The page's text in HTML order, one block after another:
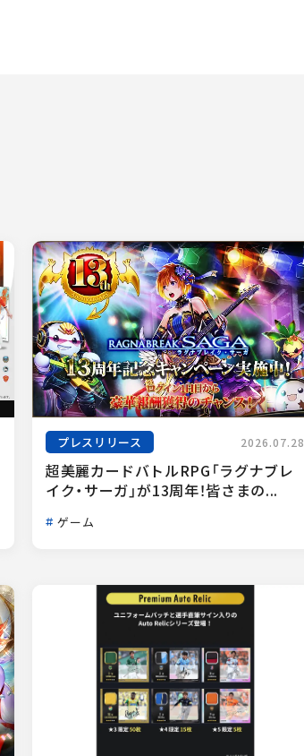
プレスリリース 2026.07.28
超美麗カードバトルRPG「ラグナブレ
イク・サーガ」が13周年！皆さまの...
ゲーム